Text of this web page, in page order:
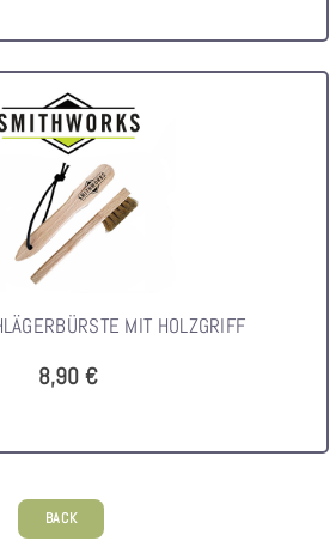
MIT HOLZGRIFF
8,90 €
BACK